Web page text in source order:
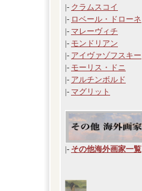
|- クラムスコイ
|- ロベール・ドローネ
|- マレーヴィチ
|- モンドリアン
|- アイヴァゾフスキー
|- モーリス・ドニ
|- アルチンボルド
|- マグリット
|- その他海外画家一覧